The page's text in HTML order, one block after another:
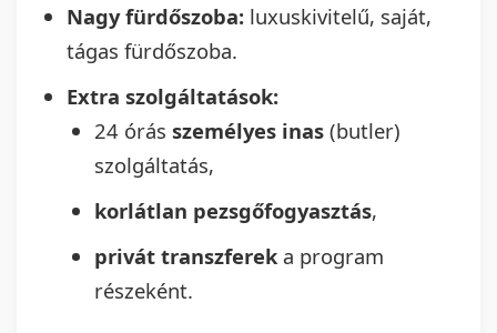
Nagy fürdőszoba: luxuskivitelű, saját,
tágas fürdőszoba.
Extra szolgáltatások:
24 órás személyes inas (butler)
szolgáltatás,
korlátlan pezsgőfogyasztás,
privát transzferek a program
részeként.